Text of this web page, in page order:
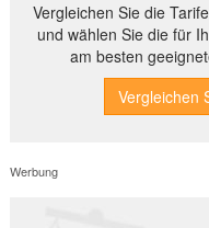
Vergleichen Sie die
und wählen Sie die für
am besten
Werbung